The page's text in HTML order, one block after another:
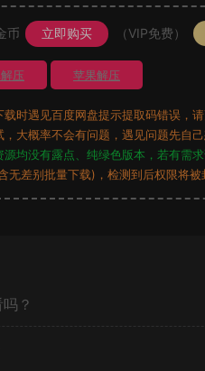
币 立即购买 （VIP免费）
压 苹果解压
时遇见百度网盘提示提取码错误，请
大概率不会有问题，遇见问题先自己
均没有露点、纯绿色版本，若有需求
差别批量下载)，检测到后权限将被
？